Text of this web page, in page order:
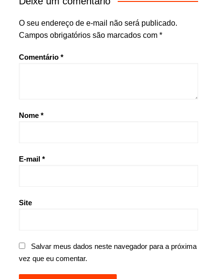
O seu endereço de e-mail não será publicado.
Campos obrigatórios são marcados com *
Comentário *
Nome *
E-mail *
Site
Salvar meus dados neste navegador para a próxima
vez que eu comentar.